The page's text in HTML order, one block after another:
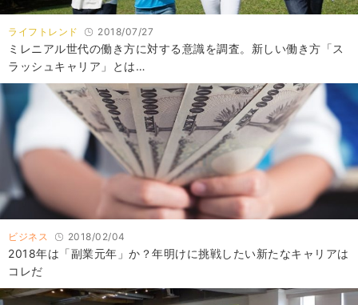
ライフトレンド 2018/07/27
ミレニアル世代の働き方に対する意識を調査。新しい働き方「ス
ラッシュキャリア」とは…
ビジネス 2018/02/04
2018年は「副業元年」か？年明けに挑戦したい新たなキャリアは
コレだ